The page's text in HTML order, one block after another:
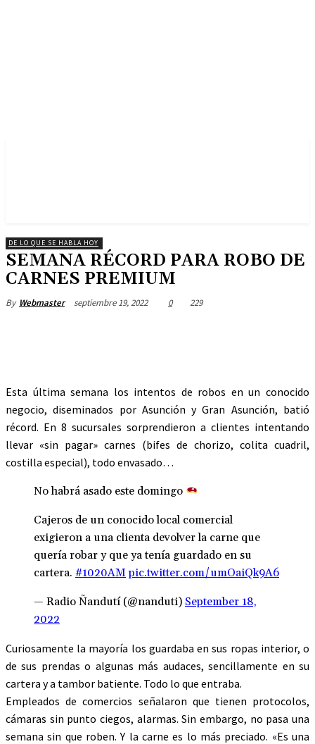
DE LO QUE SE HABLA HOY
SEMANA RÉCORD PARA ROBO DE
CARNES PREMIUM
By Webmaster septiembre 19, 2022 0 229
Esta última semana los intentos de robos en un conocido
negocio, diseminados por Asunción y Gran Asunción, batió
récord. En 8 sucursales sorprendieron a clientes intentando
llevar «sin pagar» carnes (bifes de chorizo, colita cuadril,
costilla especial), todo envasado…
No habrá asado este domingo
Cajeros de un conocido local comercial
exigieron a una clienta devolver la carne que
quería robar y que ya tenía guardado en su
cartera. #1020AM pic.twitter.com/umOaiQk9A6
— Radio Ñandutí (@nanduti) September 18,
2022
Curiosamente la mayoría los guardaba en sus ropas interior, o
de sus prendas o algunas más audaces, sencillamente en su
cartera y a tambor batiente. Todo lo que entraba.
Empleados de comercios señalaron que tienen protocolos,
cámaras sin punto ciegos, alarmas. Sin embargo, no pasa una
semana sin que roben. Y la carne es lo más preciado. «Es una